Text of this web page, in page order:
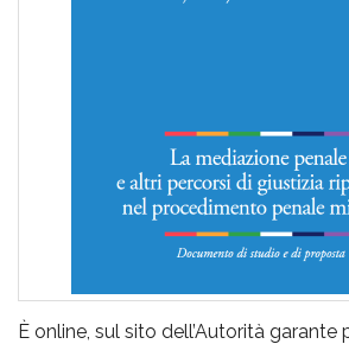
È online, sul sito dell’Autorità garante